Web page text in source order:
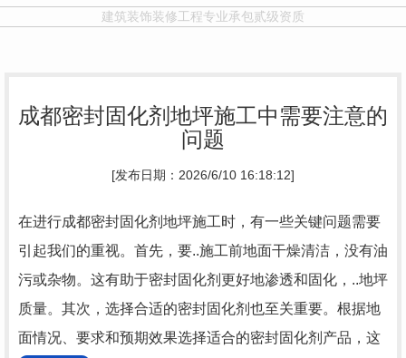
建筑装饰装修工程专业承包贰级资质
成都密封固化剂地坪施工中需要注意的
问题
[发布日期：2026/6/10 16:18:12]
在进行成都密封固化剂地坪施工时，有一些关键问题需要
引起我们的重视。首先，要..施工前地面干燥清洁，没有油
污或杂物。这有助于密封固化剂更好地渗透和固化，..地坪
质量。其次，选择合适的密封固化剂也至关重要。根据地
面情况、要求和预期效果选择适合的密封固化剂产品，这